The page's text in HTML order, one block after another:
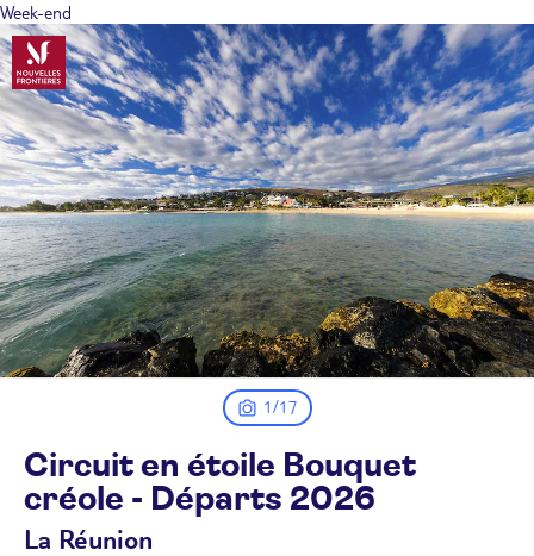
Week-end
1/17
Circuit en étoile Bouquet
créole - Départs 2026
La Réunion